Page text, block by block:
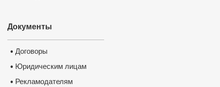
Документы
• Договоры
• Юридическим лицам
• Рекламодателям